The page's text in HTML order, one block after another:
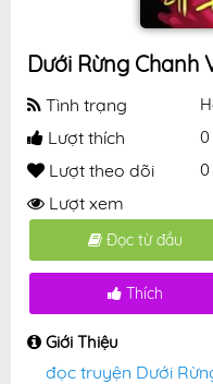
Dưới Rừng Chanh
Tình trạng
Lượt thích 0
Lượt theo dõi 0
Lượt xem
Đọc từ đầu
Thích
Giới Thiệu
đọc truyện Dưới